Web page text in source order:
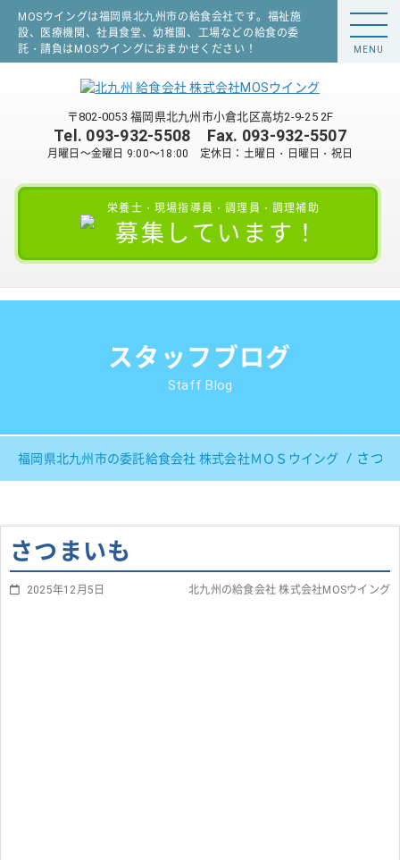
MOSウイングは福岡県北九州市の給食会社です。福祉施
設、医療機関、社員食堂、幼稚園、工場などの給食の委
託・請負はMOSウイングにおまかせください！
〒802-0053 福岡県北九州市小倉北区高坊2-9-25 2F
Tel. 093-932-5508 Fax. 093-932-5507
月曜日～金曜日 9:00～18:00 定休日：土曜日・日曜日・祝日
栄養士・現場指導員・調理員・調理補助
募集しています！
MENU
スタッフブログ
Staff Blog
福岡県北九州市の委託給食会社 株式会社ＭＯＳウイング さつ
さつまいも
2025年12月5日 北九州の給食会社 株式会社MOSウイング